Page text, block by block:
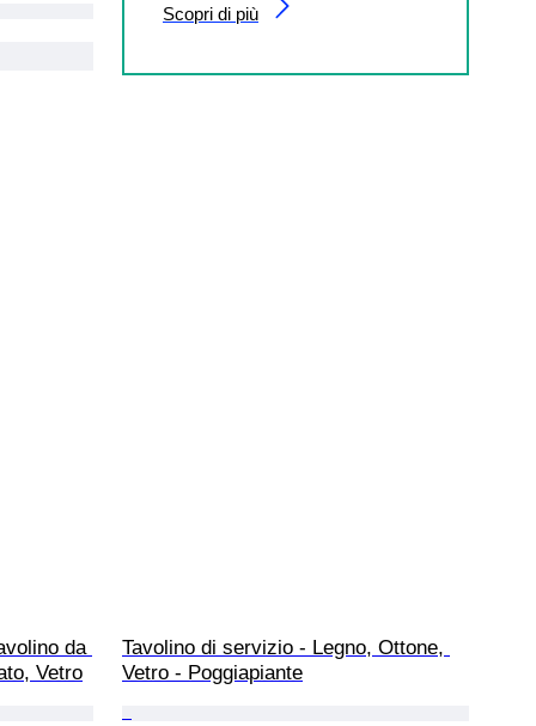
Scopri di più
da
Vetro
Tavolino di servizio - Legno, Ottone,
Vetro - Poggiapiante